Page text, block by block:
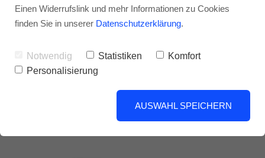
Blok
keinen Platz für Lautsprecher? Mit dem
ist alles; was Sie brauchen, ein bisschen
Einen Widerrufslink und mehr Informationen zu Cookies
finden Sie in unserer Datenschutzerklärung.
Notwendig Statistiken
Komfort
Personalisierung
AUSWAHL SPEICHERN